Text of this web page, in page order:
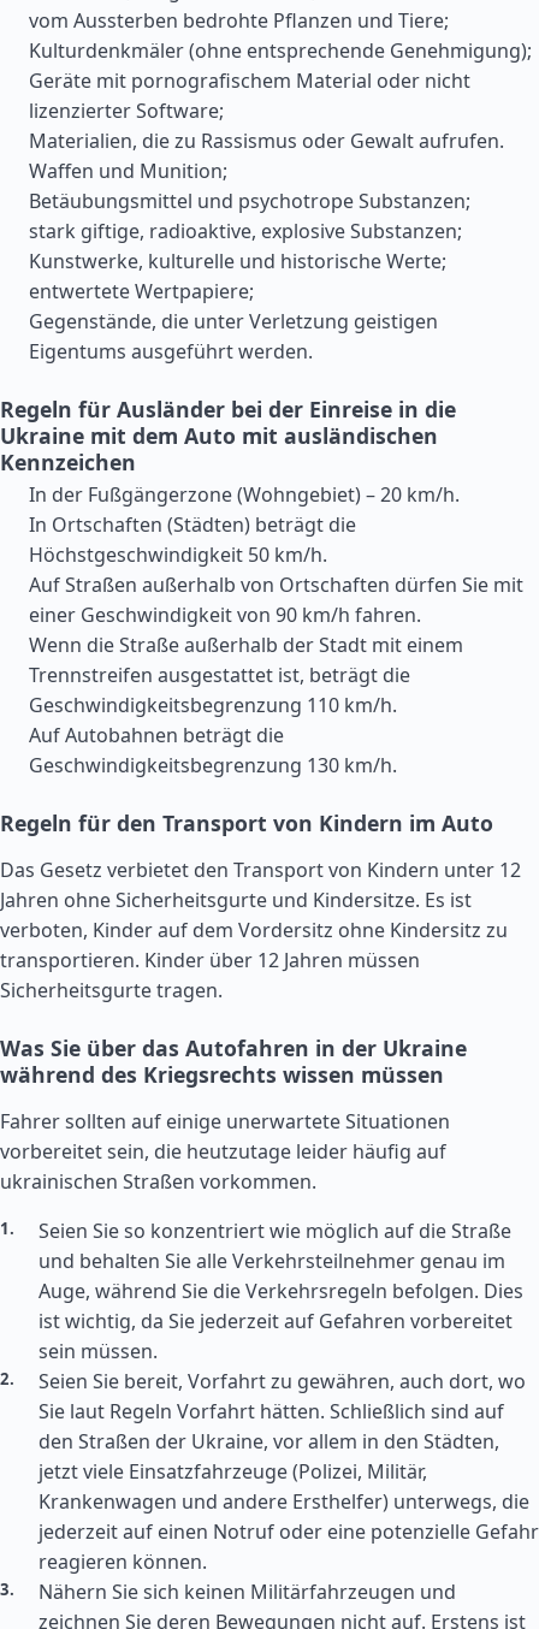
vom Aussterben bedrohte Pflanzen und Tiere;
Kulturdenkmäler (ohne entsprechende Genehmigung);
Geräte mit pornografischem Material oder nicht
lizenzierter Software;
Materialien, die zu Rassismus oder Gewalt aufrufen.
Waffen und Munition;
Betäubungsmittel und psychotrope Substanzen;
stark giftige, radioaktive, explosive Substanzen;
Kunstwerke, kulturelle und historische Werte;
entwertete Wertpapiere;
Gegenstände, die unter Verletzung geistigen
Eigentums ausgeführt werden.
Regeln für Ausländer bei der Einreise in die
Ukraine mit dem Auto mit ausländischen
Kennzeichen
In der Fußgängerzone (Wohngebiet) – 20 km/h.
In Ortschaften (Städten) beträgt die
Höchstgeschwindigkeit 50 km/h.
Auf Straßen außerhalb von Ortschaften dürfen Sie mit
einer Geschwindigkeit von 90 km/h fahren.
Wenn die Straße außerhalb der Stadt mit einem
Trennstreifen ausgestattet ist, beträgt die
Geschwindigkeitsbegrenzung 110 km/h.
Auf Autobahnen beträgt die
Geschwindigkeitsbegrenzung 130 km/h.
Regeln für den Transport von Kindern im Auto
Das Gesetz verbietet den Transport von Kindern unter 12
Jahren ohne Sicherheitsgurte und Kindersitze. Es ist
verboten, Kinder auf dem Vordersitz ohne Kindersitz zu
transportieren. Kinder über 12 Jahren müssen
Sicherheitsgurte tragen.
Was Sie über das Autofahren in der Ukraine
während des Kriegsrechts wissen müssen
Fahrer sollten auf einige unerwartete Situationen
vorbereitet sein, die heutzutage leider häufig auf
ukrainischen Straßen vorkommen.
Seien Sie so konzentriert wie möglich auf die Straße
und behalten Sie alle Verkehrsteilnehmer genau im
Auge, während Sie die Verkehrsregeln befolgen. Dies
ist wichtig, da Sie jederzeit auf Gefahren vorbereitet
sein müssen.
Seien Sie bereit, Vorfahrt zu gewähren, auch dort, wo
Sie laut Regeln Vorfahrt hätten. Schließlich sind auf
den Straßen der Ukraine, vor allem in den Städten,
jetzt viele Einsatzfahrzeuge (Polizei, Militär,
Krankenwagen und andere Ersthelfer) unterwegs, die
jederzeit auf einen Notruf oder eine potenzielle Gefahr
reagieren können.
Nähern Sie sich keinen Militärfahrzeugen und
zeichnen Sie deren Bewegungen nicht auf. Erstens ist